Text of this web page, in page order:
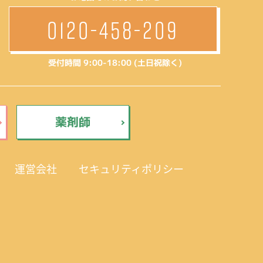
0120-458-209
受付時間 9:00-18:00 (土日祝除く)
薬剤師
運営会社 セキュリティポリシー